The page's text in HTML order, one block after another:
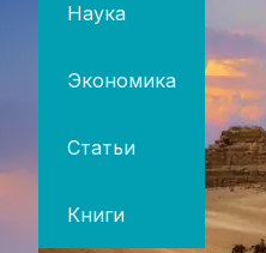
Наука
Экономика
Статьи
Книги